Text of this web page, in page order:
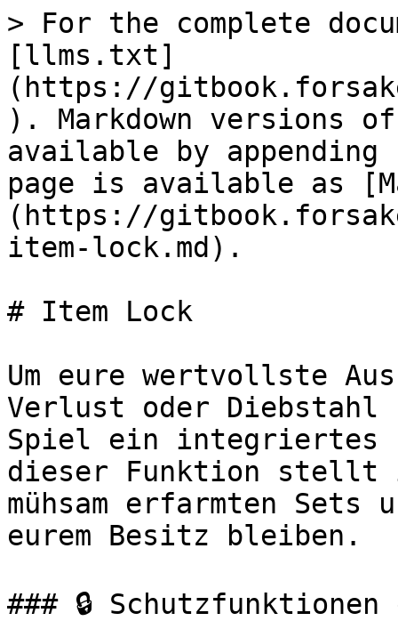
> For the complete
[llms.txt]
(https://
). Markdown versions
available by
page is available as
(https://
item-lock.md).
# Item Lock
Um eure wertvollste
Verlust oder Diebstahl
Spiel ein integriertes
dieser Funktion stellt
mühsam erfarmten Sets
eurem Besitz bleiben.
### 🔒